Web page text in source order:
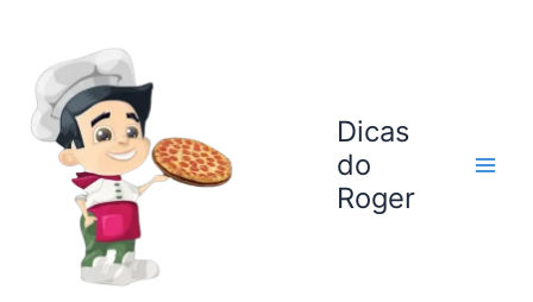
conteúdo
Dicas
do
Roger